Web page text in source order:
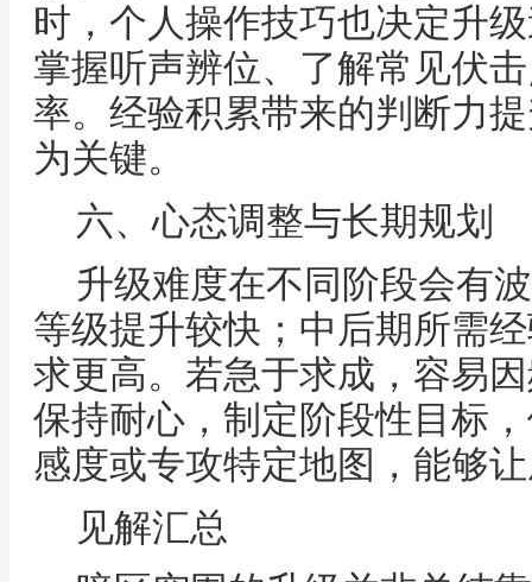
时，个人操作技巧也决定升
掌握听声辨位、了解常见伏
率。经验积累带来的判断力
为关键。
六、心态调整与长期规划
升级难度在不同阶段会有
等级提升较快；中后期所需
求更高。若急于求成，容易
保持耐心，制定阶段性目标
感度或专攻特定地图，能够
见解汇总